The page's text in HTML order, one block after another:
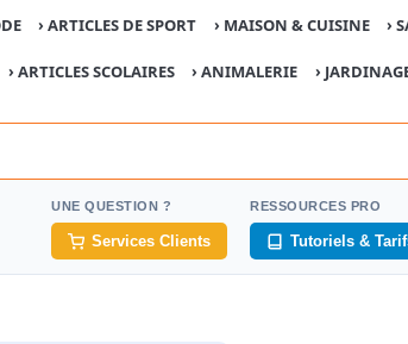
›ARTICLES DE SPORT › MAISON & CUISINE ›
› ARTICLES SCOLAIRES ›ANIMALERIE ›
UNE QUESTION ?
Services Clients
RESSOURCES PRO
Tutoriels &